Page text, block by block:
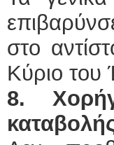
στο
Κύριο του
8.